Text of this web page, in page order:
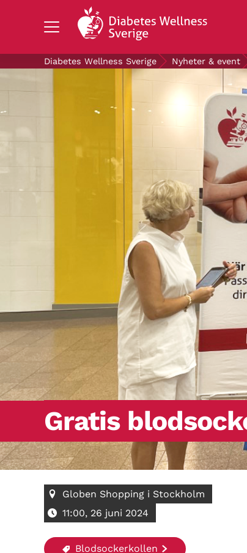
NYHETER & EVENT
GRATIS DIABETESPRODUKTER
Blodsockerkollen
Search Diabetes Wellness Sverige
Diabetes Wellness Sverige Nyheter & event
Gratis
Globen Shopping i Stockholm
11:00, 26 juni 2024
Blodsockerkollen